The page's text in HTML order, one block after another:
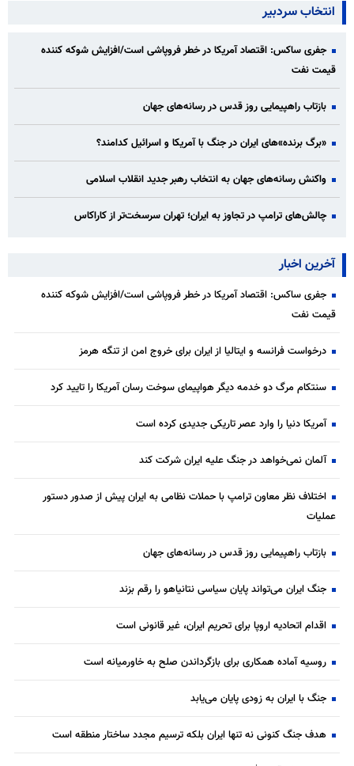
انتخاب سردبیر
جفری ساکس: اقتصاد آمریکا در خطر فروپاشی است/افزایش شوکه کننده
قیمت نفت
بازتاب راهپیمایی روز قدس در رسانه‌های جهان
«برگ برنده»‌های ایران در جنگ با آمریکا و اسرائیل کدامند؟
واکنش رسانه‌های جهان به انتخاب رهبر جدید انقلاب اسلامی
چالش‌های ترامپ در تجاوز به ایران؛ تهران سرسخت‌تر از کاراکاس
آخرین اخبار
جفری ساکس: اقتصاد آمریکا در خطر فروپاشی است/افزایش شوکه کننده
قیمت نفت
درخواست فرانسه و ایتالیا از ایران برای خروج امن از تنگه هرمز
سنتکام مرگ دو خدمه دیگر هواپیمای سوخت رسان آمریکا را تایید کرد
آمریکا دنیا را وارد عصر تاریکی جدیدی کرده است
آلمان نمی‌خواهد در جنگ علیه ایران شرکت کند
اختلاف نظر معاون ترامپ با حملات نظامی به ایران پیش از صدور دستور
عملیات
بازتاب راهپیمایی روز قدس در رسانه‌های جهان
جنگ ایران می‌تواند پایان سیاسی نتانیاهو را رقم بزند
اقدام اتحادیه اروپا برای تحریم ایران، غیر قانونی است
روسیه آماده همکاری برای بازگرداندن صلح به خاورمیانه است
جنگ با ایران به زودی پایان می‌یابد
هدف جنگ کنونی نه تنها ایران بلکه ترسیم مجدد ساختار منطقه است